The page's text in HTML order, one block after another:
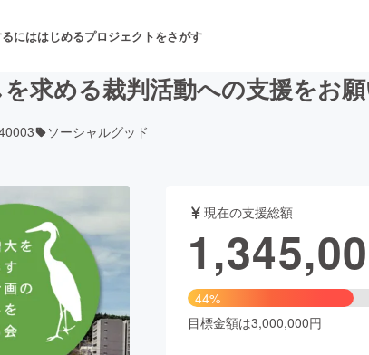
にははじめるプロジェクトをさがす
舞台・パフォーマンス
フード・飲食店 フ
アニメ・漫画
求める裁判活動への支援をお願
ソーシャルグッド
現在の支援総額
44%
目標金額は3,000,000円